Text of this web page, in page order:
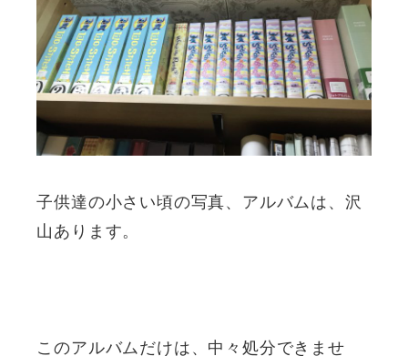
子供達の小さい頃の写真、アルバムは、沢
山あります。
このアルバムだけは、中々処分できませ